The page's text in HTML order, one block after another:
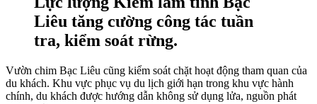
Liêu tăng cường công tác tuần
tra, kiểm soát rừng.
Vườn chim Bạc Liêu cũng kiểm soát chặt hoạt động tham quan của
du khách. Khu vực phục vụ du lịch giới hạn trong khu vực hành
chính, du khách được hướng dẫn không sử dụng lửa, nguồn phát